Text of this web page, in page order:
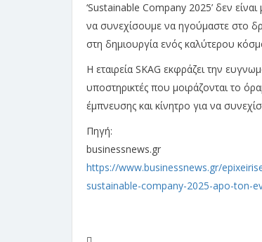
‘Sustainable Company 2025’ δεν
να συνεχίσουμε να ηγούμαστε στο
στη δημιουργία ενός καλύτερου
Η εταιρεία SKAG εκφράζει την
υποστηρικτές που μοιράζονται το
έμπνευσης και κίνητρο για να
Πηγή:
businessnews.gr
https://www.businessnews.gr/
sustainable-company-2025-apo-ton-